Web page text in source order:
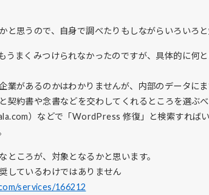
と思うので、自身で調べたりもしながらいろいろと
うまくみつけられなかったのですが、具体的に何
業があるのかはわかりませんが、内部のデータに
契約書や念書などを交わしてくれるところを選ぶべ
）などで「WordPress 修復」と検索すれば
ところが、対象となるかと思います。
しているわけではありません
services/166212